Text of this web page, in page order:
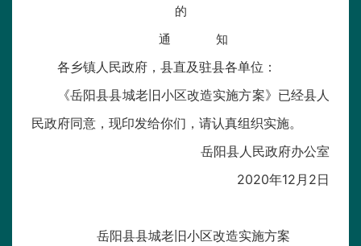
的
通 知
各乡镇人民政府，县直及驻县各单位：
《岳阳县县城老旧小区改造实施方案》已经县人
民政府同意，现印发给你们，请认真组织实施。
岳阳县人民政府办公室
2020年12月2日
岳阳县县城老旧小区改造实施方案